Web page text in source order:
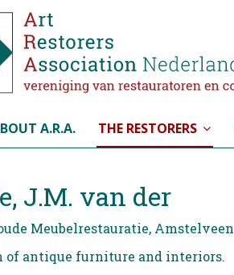
A.R.A. THE RESTORERS
J.M. van der
Meubelrestauratie, Amstelveen
of antique furniture and interiors.